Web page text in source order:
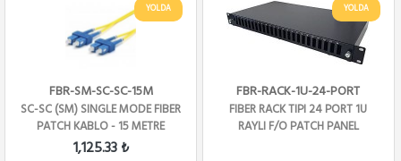
YOLDA
FBR-SM-SC-SC-15M
SC-SC (SM) SINGLE MODE FIBER
PATCH KABLO - 15 METRE
1,125.33 ₺
YOLDA
FBR-RACK-1U-24-PORT
FIBER RACK TIPI 24 PORT 1U
RAYLI F/O PATCH PANEL